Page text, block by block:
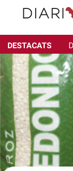
DESTACATS